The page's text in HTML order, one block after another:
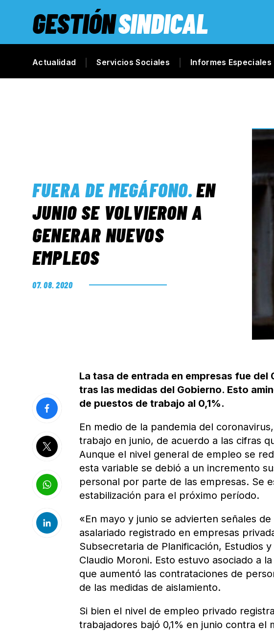
GESTIÓNSINDICAL
Actualidad Servicios Sociales Informes Especiales
FUERA DE MEGÁFONO.EN
JUNIO SE VOLVIERON A
GENERAR NUEVOS
EMPLEOS
07. 08. 2020
La tasa de entrada en empresas fue
tras las medidas del Gobierno. Esto
de puestos de trabajo al 0,1%.
En medio de la pandemia del
trabajo en junio, de acuerdo a las cifras
Aunque el nivel general de empleo se
esta variable se debió a un incremento
personal por parte de las empresas. Se
estabilización para el próximo período.
«En mayo y junio se advierten señales
asalariado registrado en empresas
Subsecretaria de Planificación, Estudios
Claudio Moroni. Esto estuvo asociado a
que aumentó las contrataciones de
de las medidas de aislamiento.
Si bien el nivel de empleo privado
trabajadores bajó 0,1% en junio contra